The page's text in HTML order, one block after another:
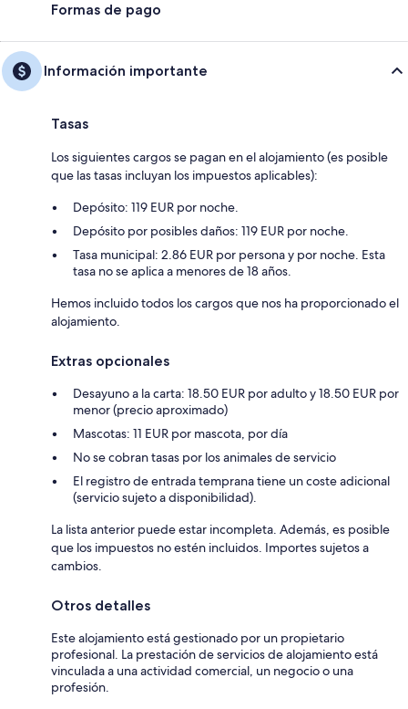
Formas de pago
Información importante
Tasas
Los siguientes cargos se pagan en el alojamiento (es posible
que las tasas incluyan los impuestos aplicables):
Depósito: 119 EUR por noche.
Depósito por posibles daños: 119 EUR por noche.
Tasa municipal: 2.86 EUR por persona y por noche. Esta
tasa no se aplica a menores de 18 años.
Hemos incluido todos los cargos que nos ha proporcionado el
alojamiento.
Extras opcionales
Desayuno a la carta: 18.50 EUR por adulto y 18.50 EUR por
menor (precio aproximado)
Mascotas: 11 EUR por mascota, por día
No se cobran tasas por los animales de servicio
El registro de entrada temprana tiene un coste adicional
(servicio sujeto a disponibilidad).
La lista anterior puede estar incompleta. Además, es posible
que los impuestos no estén incluidos. Importes sujetos a
cambios.
Otros detalles
Este alojamiento está gestionado por un propietario
profesional. La prestación de servicios de alojamiento está
vinculada a una actividad comercial, un negocio o una
profesión.